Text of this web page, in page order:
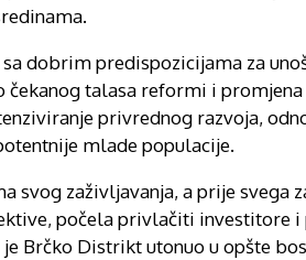
dobrim predispozicijama za
talasa reformi i
privrednog razvoja,
mlade populacije.
svog zaživljavanja, a prije svega
počela privlačiti investitore
Brčko Distrikt utonuo u opšte